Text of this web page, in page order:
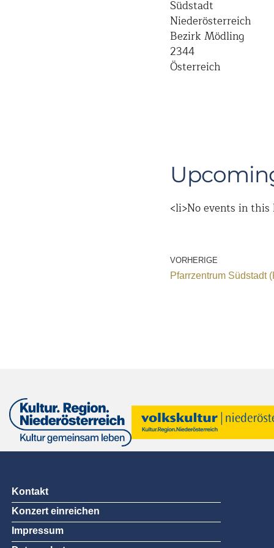
Südstadt
Niederösterreich
Bezirk Mödling
2344
Österreich
<li>No events in this
VORHERIGE
Pfarrzentrum Südstadt
Kontakt
Konzert einreichen
Impressum